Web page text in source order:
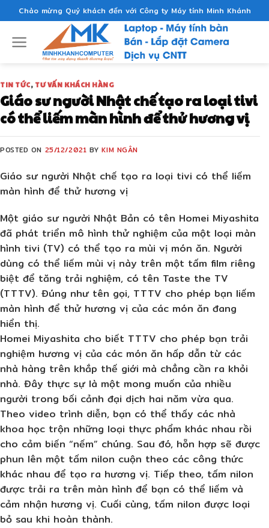
to
content
Chào mừng Quý khách đến với Công ty Máy tính Minh Khánh
TIN TỨC, TƯ VẤN KHÁCH HÀNG
Giáo sư người Nhật chế tạo ra loại tivi
có thể liếm màn hình để thử hương vị
POSTED ON 25/12/2021 BYKIM NGÂN
Giáo sư người Nhật chế tạo ra loại tivi có thể liếm
màn hình để thử hương vị
Một giáo sư người Nhật Bản có tên Homei Miyashita
đã phát triển mô hình thử nghiệm của một loại màn
hình tivi (TV) có thể tạo ra mùi vị món ăn. Người
dùng có thể liếm mùi vị này trên một tấm film riêng
biệt để tăng trải nghiệm, có tên Taste the TV
(TTTV). Đúng như tên gọi, TTTV cho phép bạn liếm
màn hình để thử hương vị của các món ăn đang
hiển thị.
Homei Miyashita cho biết TTTV cho phép bạn trải
nghiệm hương vị của các món ăn hấp dẫn từ các
nhà hàng trên khắp thế giới mà chẳng cần ra khỏi
nhà. Đây thực sự là một mong muốn của nhiều
người trong bối cảnh đại dịch hai năm vừa qua.
Theo video trình diễn, bạn có thể thấy các nhà
khoa học trộn những loại thực phẩm khác nhau rồi
cho cảm biến “nếm” chúng. Sau đó, hỗn hợp sẽ được
phun lên một tấm nilon cuộn theo các công thức
khác nhau để tạo ra hương vị. Tiếp theo, tấm nilon
được trải ra trên màn hình để bạn có thể liếm và
cảm nhận hương vị. Cuối cùng, tấm nilon được loại
bỏ sau khi hoàn thành.